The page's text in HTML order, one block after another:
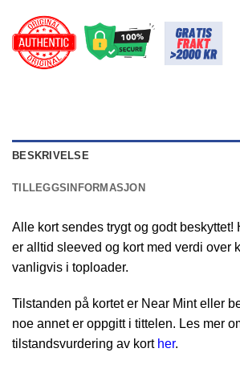
BESKRIVELSE
TILLEGGSINFORMASJON
Alle kort sendes trygt og godt beskyttet!
er alltid sleeved og kort med verdi over
vanligvis i toploader.
Tilstanden på kortet er Near Mint eller
noe annet er oppgitt i tittelen. Les mer
tilstandsvurdering av kort her.